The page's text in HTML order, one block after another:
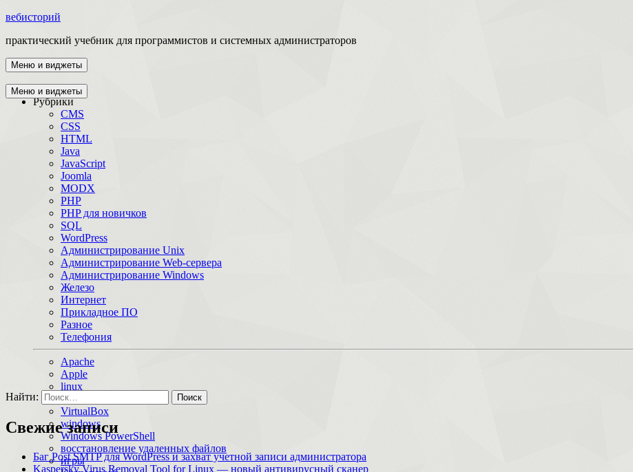
вебисторий
практический учебник для программистов и системных администраторов
Меню и виджеты
Главная
Рубрики
CMS
CSS
HTML
Java
JavaScript
Joomla
MODX
PHP
PHP для новичков
SQL
WordPress
Администрирование Unix
Администрирование Web-сервера
Администрирование Windows
Железо
Интернет
Прикладное ПО
Разное
Телефония
Apache
Apple
linux
macOS
VirtualBox
windows
Windows PowerShell
восстановление удаленных файлов
игры
Меню и виджеты
Найти:
Свежие записи
Баг Post SMTP для WordPress и захват учетной записи администратора
Kaspersky Virus Removal Tool for Linux — новый антивирусный сканер